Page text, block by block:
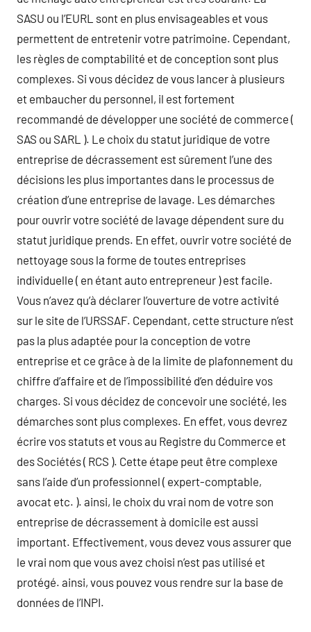
SASU ou l’EURL sont en plus envisageables et vous
permettent de entretenir votre patrimoine. Cependant,
les règles de comptabilité et de conception sont plus
complexes. Si vous décidez de vous lancer à plusieurs
et embaucher du personnel, il est fortement
recommandé de développer une société de commerce (
SAS ou SARL ). Le choix du statut juridique de votre
entreprise de décrassement est sûrement l’une des
décisions les plus importantes dans le processus de
création d’une entreprise de lavage. Les démarches
pour ouvrir votre société de lavage dépendent sure du
statut juridique prends. En effet, ouvrir votre société de
nettoyage sous la forme de toutes entreprises
individuelle ( en étant auto entrepreneur ) est facile.
Vous n’avez qu’à déclarer l’ouverture de votre activité
sur le site de l’URSSAF. Cependant, cette structure n’est
pas la plus adaptée pour la conception de votre
entreprise et ce grâce à de la limite de plafonnement du
chiffre d’affaire et de l’impossibilité d’en déduire vos
charges. Si vous décidez de concevoir une société, les
démarches sont plus complexes. En effet, vous devrez
écrire vos statuts et vous au Registre du Commerce et
des Sociétés ( RCS ). Cette étape peut être complexe
sans l’aide d’un professionnel ( expert-comptable,
avocat etc. ). ainsi, le choix du vrai nom de votre son
entreprise de décrassement à domicile est aussi
important. Effectivement, vous devez vous assurer que
le vrai nom que vous avez choisi n’est pas utilisé et
protégé. ainsi, vous pouvez vous rendre sur la base de
données de l’INPI.